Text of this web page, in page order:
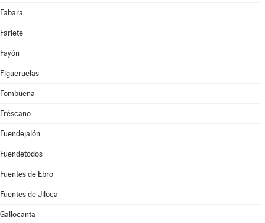
Fabara
Farlete
Fayón
Figueruelas
Fombuena
Fréscano
Fuendejalón
Fuendetodos
Fuentes de Ebro
Fuentes de Jiloca
Gallocanta